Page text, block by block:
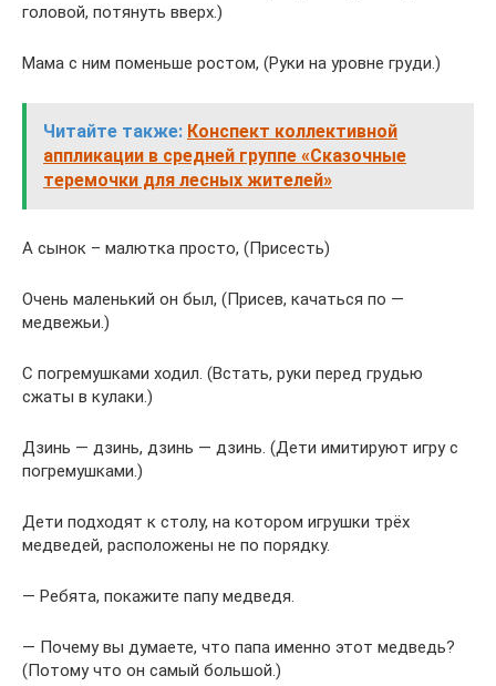
головой, потянуть вверх.)
Мама с ним поменьше ростом, (Руки на уровне груди.)
Читайте также: Конспект коллективной
аппликации в средней группе «Сказочные
теремочки для лесных жителей»
А сынок – малютка просто, (Присесть)
Очень маленький он был, (Присев, качаться по —
медвежьи.)
С погремушками ходил. (Встать, руки перед грудью
сжаты в кулаки.)
Дзинь — дзинь, дзинь — дзинь. (Дети имитируют игру с
погремушками.)
Дети подходят к столу, на котором игрушки трёх
медведей, расположены не по порядку.
— Ребята, покажите папу медведя.
— Почему вы думаете, что папа именно этот медведь?
(Потому что он самый большой.)